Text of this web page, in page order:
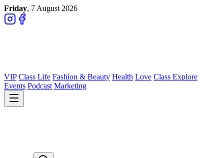
Friday, 7 August 2026
VIP Class Life Fashion & Beauty Health Love Class Explore
Events Podcast Marketing